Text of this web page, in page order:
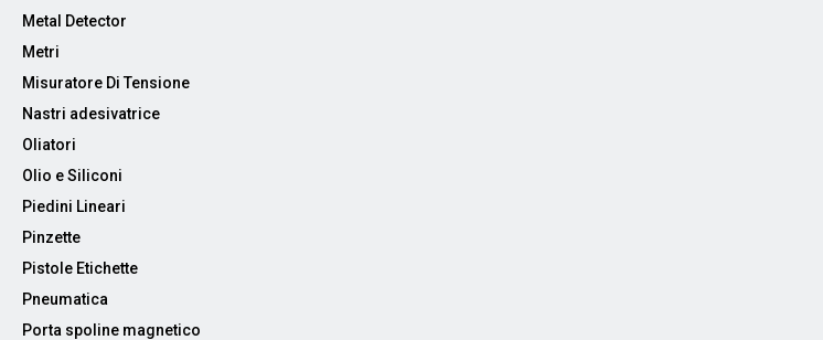
Metal Detector
Metri
Misuratore Di Tensione
Nastri adesivatrice
Oliatori
Olio e Siliconi
Piedini Lineari
Pinzette
Pistole Etichette
Pneumatica
Porta spoline magnetico